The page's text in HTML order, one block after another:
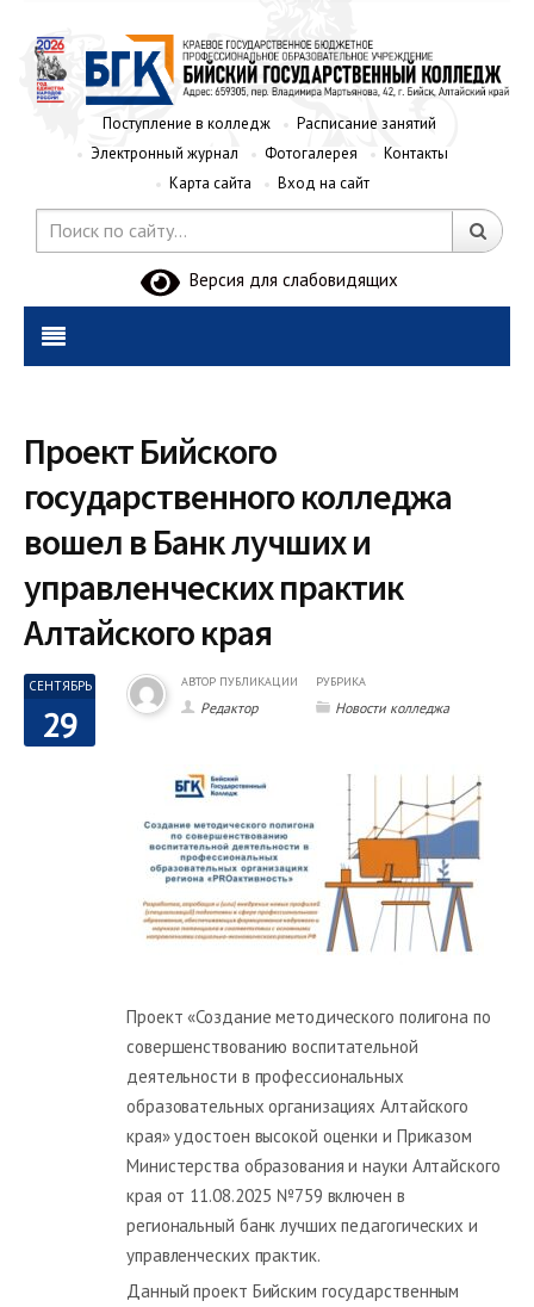
Поступление в колледж
Расписание занятий
Электронный журнал
Фотогалерея
Контакты
Карта сайта
Вход на сайт
Версия для слабовидящих
Проект Бийского
государственного колледжа
вошел в Банк лучших и
управленческих практик
Алтайского края
СЕНТЯБРЬ
29
АВТОР ПУБЛИКАЦИИ
Редактор
РУБРИКА
Новости колледжа
Проект «Создание методического полигона по
совершенствованию воспитательной
деятельности в профессиональных
образовательных организациях Алтайского
края» удостоен высокой оценки и Приказом
Министерства образования и науки Алтайского
края от 11.08.2025 №759 включен в
региональный банк лучших педагогических и
управленческих практик.
Данный проект Бийским государственным